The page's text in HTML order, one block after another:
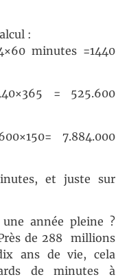
:
minutes =1440
= 525.600
7.884.000
et juste sur
année pleine ?
de 288 millions
ans de vie, cela
de minutes à